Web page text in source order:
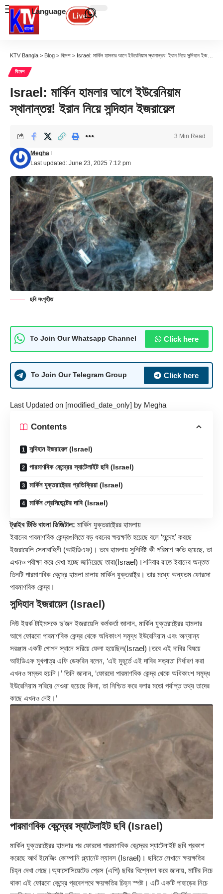
Language
KTV Bangla > Blog > বিদেশ > Israel: মার্কিন হামলার আগে ইউরেনিয়াম স্থানান্তর! ইরান নিয়ে সন্দিহান ইজরায়েল
বিদেশ
Israel: মার্কিন হামলার আগে ইউরেনিয়াম
স্থানান্তর! ইরান নিয়ে সন্দিহান ইজরায়েল
Last updated: June 23, 2025 7:12 pm
Megha
3 Min Read
ছবি সংগৃহীত
To Join Our Whatsapp Channel Click here
To Join Our Telegram Group Click here
Last Updated on [modified_date_only] by Megha
Contents
সন্দিহান ইজরায়েল (Israel)
পারমাণবিক কেন্দ্রের স্যাটেলাইট ছবি (Israel)
মার্কিন যুক্তরাষ্ট্রের প্রতিক্রিয়া (Israel)
মার্কিন প্রেসিডেন্টের দাবি (Israel)
ট্রাইব টিভি বাংলা ডিজিটাল: মার্কিন যুক্তরাষ্ট্রের হামলায়
ইরানের পারমাণবিক কেন্দ্রগুলিতে বড় ধরনের ক্ষয়ক্ষতি হয়েছে বলে ‘সন্দেহ’ করছে
ইজরায়েলি সেনাবাহিনী (আইডিএফ)। তবে হামলায় সুনির্দিষ্ট কী পরিমাণ ক্ষতি হয়েছে, তা
এখনও পরীক্ষা করে দেখা হচ্ছে জানিয়েছে তারা(Israel)।শনিবার রাতে ইরানের অন্তত
তিনটি পারমাণবিক কেন্দ্রে হামলা চালায় মার্কিন যুক্তরাষ্ট্র। তার মধ্যে অন্যতম ফোরদো
পারমাণবিক কেন্দ্র।
সন্দিহান ইজরায়েল (Israel)
নিউ ইয়র্ক টাইমসকে দু’জন ইজরায়েলি কর্মকর্তা জানান, মার্কিন যুক্তরাষ্ট্রের হামলার
আগে ফোরদো পারমাণবিক কেন্দ্র থেকে অধিকাংশ সমৃদ্ধ ইউরেনিয়াম এবং অন্যান্য
সরঞ্জাম একটি গোপন স্থানে সরিয়ে ফেলা হয়েছিল(Israel)।তবে এই দাবির বিষয়ে
আইডিএফ মুখপাত্র এফি ডেফরিন বলেন, ‘এই মুহূর্তে এই দাবির সত্যতা নির্ধারণ করা
এখনও সম্ভব হয়নি।’ তিনি জানান, ‘ফোরদো পারমাণবিক কেন্দ্র থেকে অধিকাংশ সমৃদ্ধ
ইউরেনিয়াম সরিয়ে নেওয়া হয়েছে কিনা, তা নিশ্চিত করে বলার মতো পর্যাপ্ত তথ্য তাদের
কাছে এখনও নেই।’
পারমাণবিক কেন্দ্রের স্যাটেলাইট ছবি (Israel)
মার্কিন যুক্তরাষ্ট্রের হামলার পর ফোরদো পারমাণবিক কেন্দ্রের স্যাটেলাইট ছবি প্রকাশ
করেছে আর্থ ইমেজিং কোম্পানি প্ল্যানেট ল্যাবস (Israel)। ছবিতে সেখানে ক্ষয়ক্ষতির
চিহ্ন দেখা গেছে।অ্যাসোসিয়েটেড প্রেস (এপি) ছবির বিশ্লেষণ করে জানায়, মাটির নিচে
থাকা এই ফোরদো কেন্দ্রে প্রবেশপথে ক্ষয়ক্ষতির চিহ্ন স্পষ্ট। এটি একটি পাহাড়ের নিচে